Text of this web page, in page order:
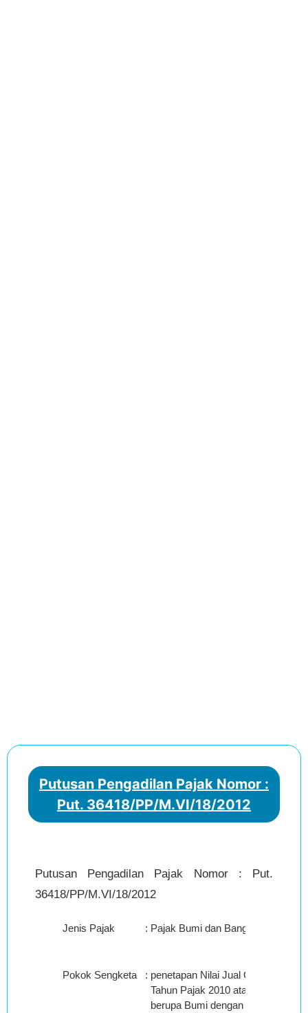
Putusan Pengadilan Pajak Nomor :
Put. 36418/PP/M.VI/18/2012
Putusan Pengadilan Pajak Nomor : Put.
36418/PP/M.VI/18/2012
Jenis Pajak : Pajak Bumi dan Bangunan (PBB)
Pokok Sengketa : penetapan Nilai Jual Objek Pajak
Tahun Pajak 2010 atas NOP :
berupa Bumi dengan luas 1.310